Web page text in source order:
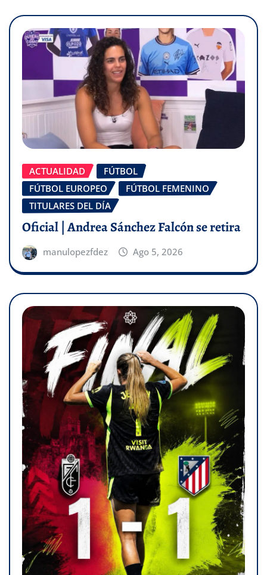
ACTUALIDAD
FÚTBOL
FÚTBOL EUROPEO
FÚTBOL FEMENINO
TITULARES DEL DÍA
Oficial | Andrea Sánchez Falcón se retira
manulopezfdez Ago 5, 2026